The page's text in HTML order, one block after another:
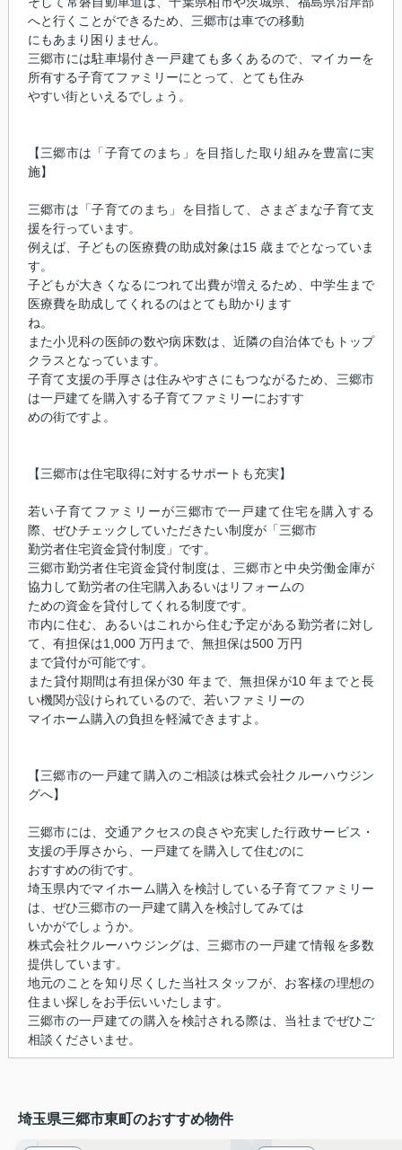
へと行くことができるため、三郷市は車での移動
にもあまり困りません。
三郷市には駐車場付き一戸建ても多くあるので、マイカーを
所有する子育てファミリーにとって、とても住み
やすい街といえるでしょう。
【三郷市は「子育てのまち」を目指した取り組みを豊富に実
施】
三郷市は「子育てのまち」を目指して、さまざまな子育て支
援を行っています。
例えば、子どもの医療費の助成対象は15 歳までとなっていま
す。
子どもが大きくなるにつれて出費が増えるため、中学生まで
医療費を助成してくれるのはとても助かります
ね。
また小児科の医師の数や病床数は、近隣の自治体でもトップ
クラスとなっています。
子育て支援の手厚さは住みやすさにもつながるため、三郷市
は一戸建てを購入する子育てファミリーにおすす
めの街ですよ。
【三郷市は住宅取得に対するサポートも充実】
若い子育てファミリーが三郷市で一戸建て住宅を購入する
際、ぜひチェックしていただきたい制度が「三郷市
勤労者住宅資金貸付制度」です。
三郷市勤労者住宅資金貸付制度は、三郷市と中央労働金庫が
協力して勤労者の住宅購入あるいはリフォームの
ための資金を貸付してくれる制度です。
市内に住む、あるいはこれから住む予定がある勤労者に対し
て、有担保は1,000 万円まで、無担保は500 万円
まで貸付が可能です。
また貸付期間は有担保が30 年まで、無担保が10 年までと長
い機関が設けられているので、若いファミリーの
マイホーム購入の負担を軽減できますよ。
【三郷市の一戸建て購入のご相談は株式会社クルーハウジン
グへ】
三郷市には、交通アクセスの良さや充実した行政サービス・
支援の手厚さから、一戸建てを購入して住むのに
おすすめの街です。
埼玉県内でマイホーム購入を検討している子育てファミリー
は、ぜひ三郷市の一戸建て購入を検討してみては
いかがでしょうか。
株式会社クルーハウジングは、三郷市の一戸建て情報を多数
提供しています。
地元のことを知り尽くした当社スタッフが、お客様の理想の
住まい探しをお手伝いいたします。
三郷市の一戸建ての購入を検討される際は、当社までぜひご
相談くださいませ。
埼玉県三郷市東町のおすすめ物件